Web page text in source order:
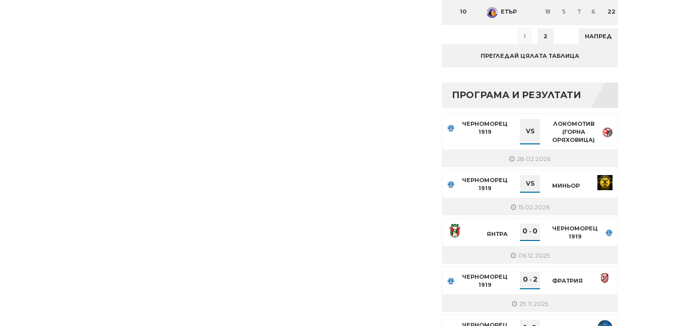
10 ЕТЪР 18 5 7 6 22
1 2 НАПРЕД
ПРЕГЛЕДАЙ ЦЯЛАТА ТАБЛИЦА
ПРОГРАМА И РЕЗУЛТАТИ
ЧЕРНОМОРЕЦ
1919
VS
ЛОКОМОТИВ
(ГОРНА
ОРЯХОВИЦА)
28.02.2026
ЧЕРНОМОРЕЦ
1919
VS МИНЬОР
15.02.2026
ЯНТРА 0 - 0
ЧЕРНОМОРЕЦ
1919
06.12.2025
ЧЕРНОМОРЕЦ
1919
0- 2 ФРАТРИЯ
29.11.2025